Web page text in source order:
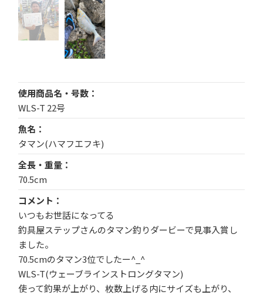
使用商品名・号数
WLS-T 22号
魚名
タマン(ハマフエフキ)
全長・重量
70.5cm
コメント
いつもお世話になってる
釣具屋ステップさんのタマン釣りダービーで見事入賞し
ました。
70.5cmのタマン3位でしたー^_^
WLS-T(ウェーブラインストロングタマン)
使って釣果が上がり、枚数上げる内にサイズも上がり、